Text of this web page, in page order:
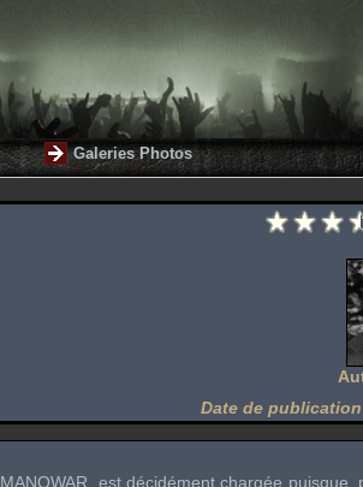
Galeries Photos
Date de publication
MANOWAR , est décidément chargée puisque,